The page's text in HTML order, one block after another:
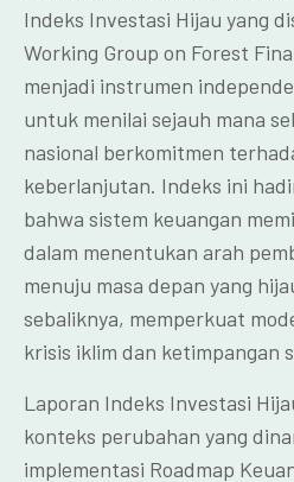
Indeks Investasi Hijau yang
Working Group on Forest
menjadi instrumen
untuk menilai sejauh mana
nasional berkomitmen
keberlanjutan. Indeks ini
bahwa sistem keuangan
dalam menentukan arah
menuju masa depan yang
sebaliknya, memperkuat
krisis iklim dan ketimpangan
Laporan Indeks Investasi
konteks perubahan yang
implementasi Roadmap